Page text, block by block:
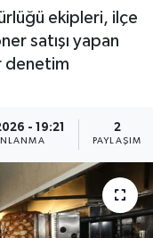
ekipleri, ilçe
satışı yapan
denetim
- 19:21 2
PAYLAŞIM